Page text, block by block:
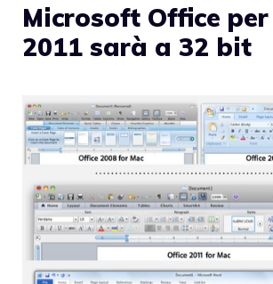
Microsoft Office per
2011 sarà a 32 bit